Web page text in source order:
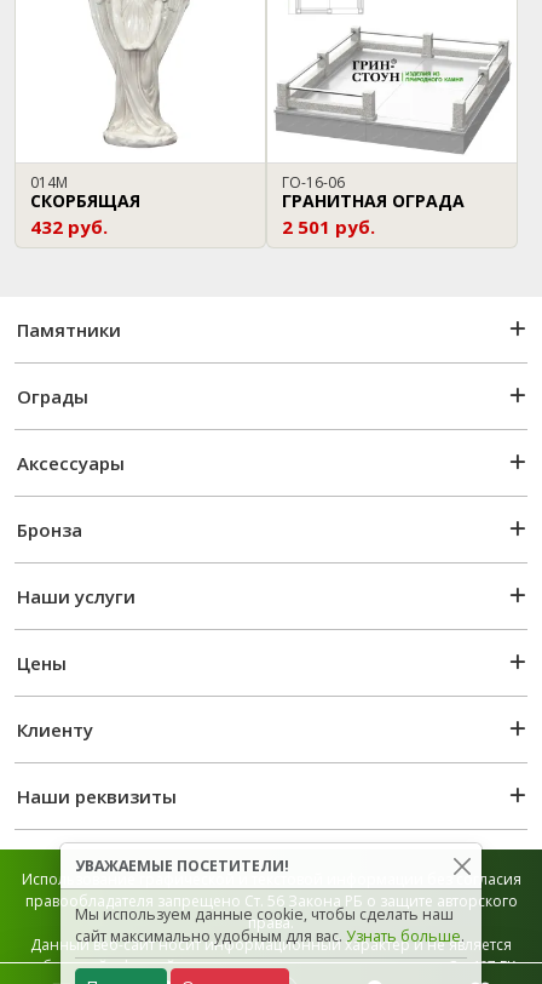
014М
СКОРБЯЩАЯ
432 руб.
ГО-16-06
ГРАНИТНАЯ ОГРАДА
2 501 руб.
Памятники
Ограды
Аксессуары
Бронза
Наши услуги
Цены
Клиенту
Наши реквизиты
Использование графической и текстовой информации без согласия
правообладателя запрещено Ст. 56 Закона РБ о защите авторского
права.
Данный веб-сайт носит информационный характер и не является
публичной офертой, которая определяется положением Ст. 407 ГК
УВАЖАЕМЫЕ ПОСЕТИТЕЛИ!
Мы используем данные cookie, чтобы сделать наш
сайт максимально удобным для вас. Узнать больше.